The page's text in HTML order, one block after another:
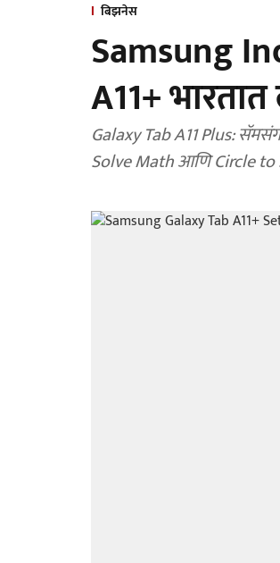
बिझनेस
Samsung
A11+
Galaxy Tab A11 Plus:
Solve Math आणि Circle to